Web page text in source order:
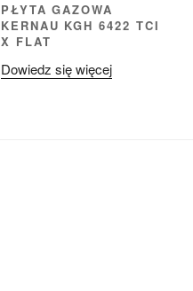
PŁYTA GAZOWA
KERNAU KGH 6422 TCI
X FLAT
Dowiedz się więcej